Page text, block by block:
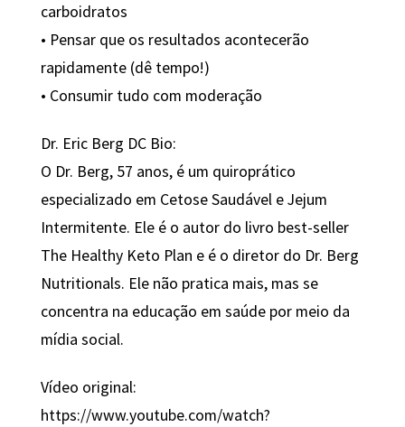
carboidratos
• Pensar que os resultados acontecerão
rapidamente (dê tempo!)
• Consumir tudo com moderação
Dr. Eric Berg DC Bio:
O Dr. Berg, 57 anos, é um quiroprático
especializado em Cetose Saudável e Jejum
Intermitente. Ele é o autor do livro best-seller
The Healthy Keto Plan e é o diretor do Dr. Berg
Nutritionals. Ele não pratica mais, mas se
concentra na educação em saúde por meio da
mídia social.
Vídeo original:
https://www.youtube.com/watch?